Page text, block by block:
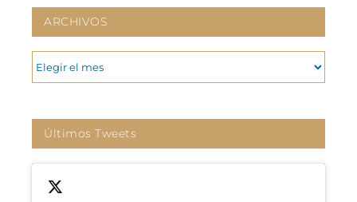
ARCHIVOS
ARCHIVOS
Últimos Tweets